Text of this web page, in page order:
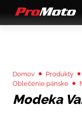
Domov Produkty
Oblečenie pánske
Modeka